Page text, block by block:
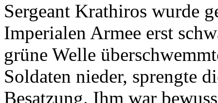
Sergeant Krathiros wurde
Imperialen Armee erst
grüne Welle
Soldaten nieder, sprengte
Besatzung. Ihm war